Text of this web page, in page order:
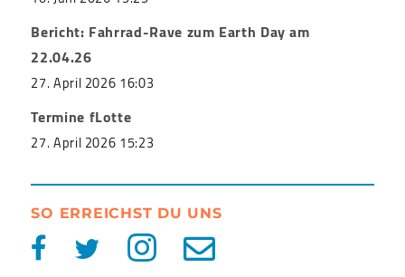
Bericht: Fahrrad-Rave zum Earth Day am
22.04.26
27. April 2026 16:03
Termine fLotte
27. April 2026 15:23
SO ERREICHST DU UNS